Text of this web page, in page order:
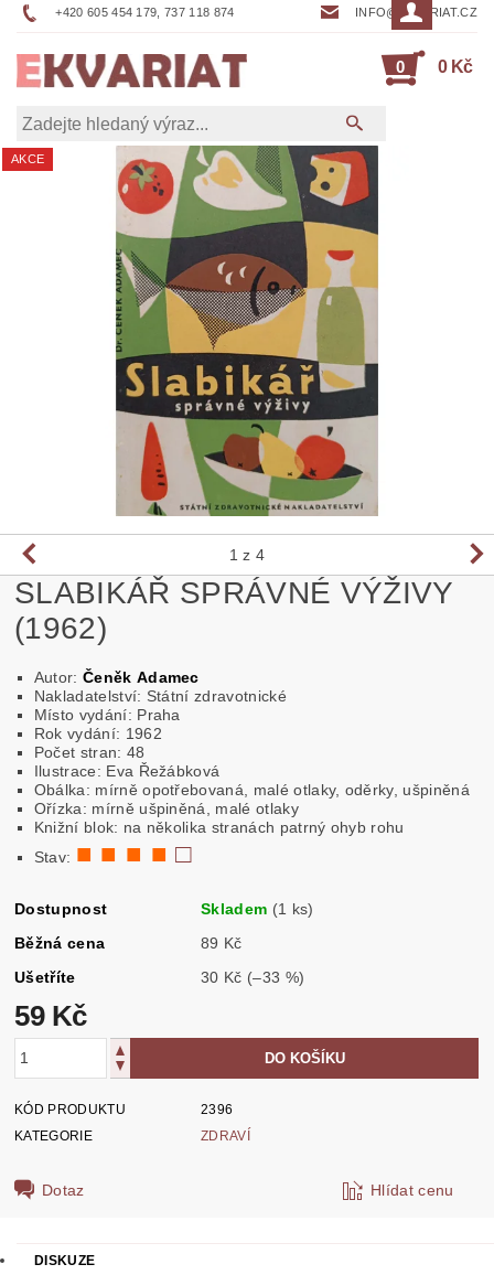
+420 605 454 179, 737 118 874 INFO@EKVARIAT.CZ
0 0 Kč
AKCE
1 z 4
SLABIKÁŘ SPRÁVNÉ VÝŽIVY
(1962)
Autor: Čeněk Adamec
Nakladatelství: Státní zdravotnické
Místo vydání: Praha
Rok vydání: 1962
Počet stran: 48
Ilustrace: Eva Řežábková
Obálka: mírně opotřebovaná, malé otlaky, oděrky, ušpiněná
Ořízka: mírně ušpiněná, malé otlaky
Knižní blok: na několika stranách patrný ohyb rohu
Stav: ■ ■ ■ ■ □
Dostupnost Skladem (1 ks)
Běžná cena
89 Kč
Ušetříte
30 Kč (–33 %)
59 Kč
KÓD PRODUKTU
2396
KATEGORIE
ZDRAVÍ
Dotaz Hlídat cenu
DISKUZE